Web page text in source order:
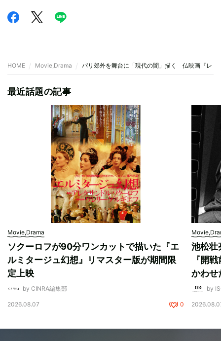
HOME Movie,Drama パリ郊外を舞台に「現代の闇」描く 仏映画『レ・
最近話題の記事
Movie,Drama
ソクーロフが90分ワンカットで描いた『エ
ルミタージュ幻想』リマスター版が期間限
定上映
by CINRA編集部
2026.08.07 0
池松壮
『開
かわせ
by